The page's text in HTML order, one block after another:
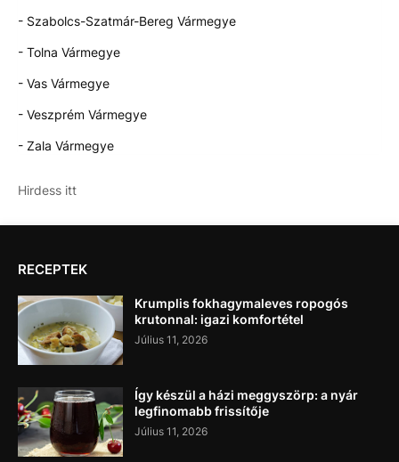
- Szabolcs-Szatmár-Bereg Vármegye
- Tolna Vármegye
- Vas Vármegye
- Veszprém Vármegye
- Zala Vármegye
Hirdess itt
RECEPTEK
Krumplis fokhagymaleves ropogós
krutonnal: igazi komfortétel
Július 11, 2026
Így készül a házi meggyszörp: a nyár
legfinomabb frissítője
Július 11, 2026